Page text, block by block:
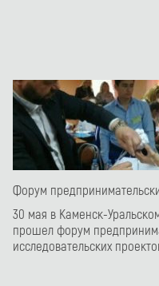
Форум
30 мая в Каменск-
прошел форум
исследовательских